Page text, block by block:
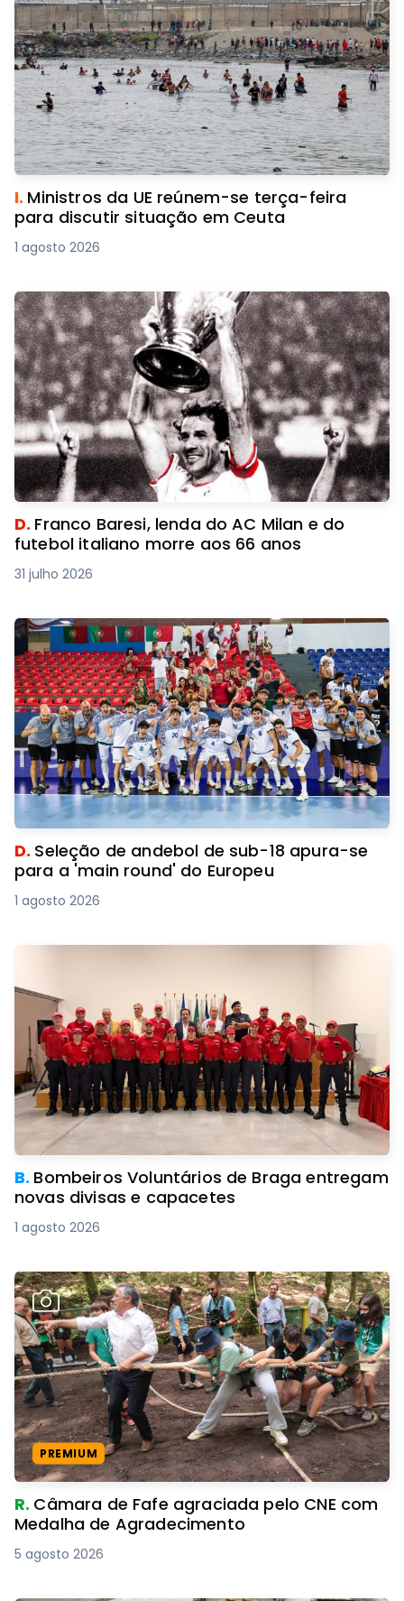
I. Ministros da UE reúnem-se terça-feira
para discutir situação em Ceuta
1 agosto 2026
D. Franco Baresi, lenda do AC Milan e do
futebol italiano morre aos 66 anos
31 julho 2026
D. Seleção de andebol de sub-18 apura-se
para a 'main round' do Europeu
1 agosto 2026
B. Bombeiros Voluntários de Braga entregam
novas divisas e capacetes
1 agosto 2026
PREMIUM
R. Câmara de Fafe agraciada pelo CNE com
Medalha de Agradecimento
5 agosto 2026